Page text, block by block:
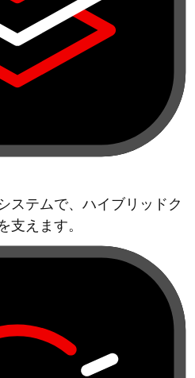
ステムで、ハイブリッドク
支えます。